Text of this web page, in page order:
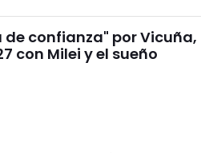
confianza" por Vicuña,
con Milei y el sueño